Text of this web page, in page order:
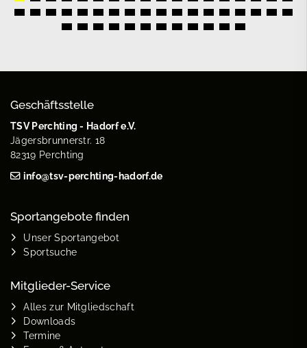
Geschäftsstelle
TSV Perchting - Hadorf e.V.
Jägersbrunnerstr. 18
82319 Perchting
info@tsv-perchting-hadorf.de
Sportangebote finden
Unser Sportangebot
Sportsuche
Mitglieder-Service
Alles zur Mitgliedschaft
Downloads
Termine